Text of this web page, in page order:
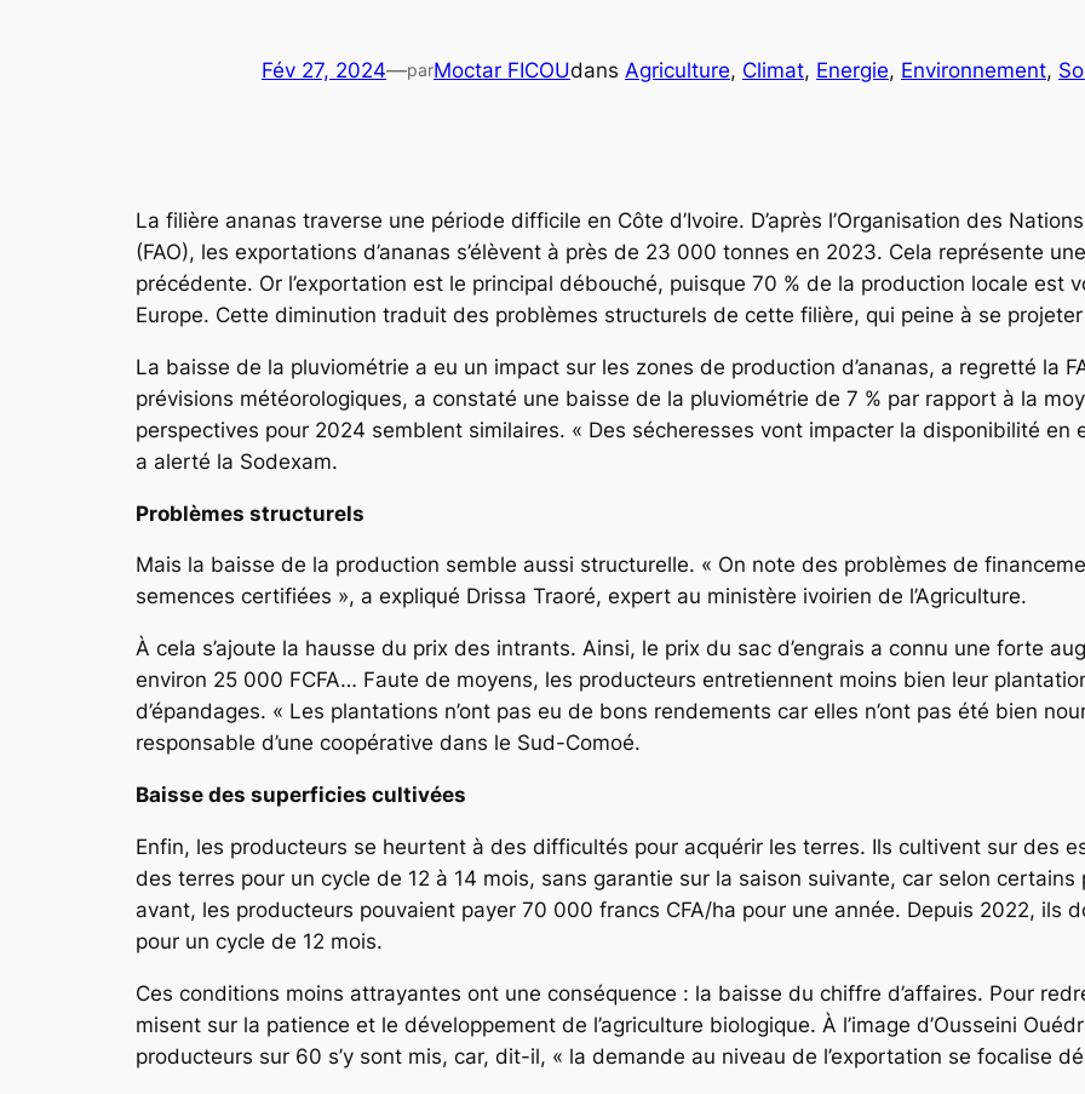
Fév 27, 2024—parMoctar FICOUdans Agriculture, Climat, Energie, Environnement,
La filière ananas traverse une période difficile en Côte d’Ivoire. D’après l’Organisation des
(FAO), les exportations d’ananas s’élèvent à près de 23 000 tonnes en 2023. Cela représente
précédente. Or l’exportation est le principal débouché, puisque 70 % de la production locale est
Europe. Cette diminution traduit des problèmes structurels de cette filière, qui peine à se
La baisse de la pluviométrie a eu un impact sur les zones de production d’ananas, a regretté la
prévisions météorologiques, a constaté une baisse de la pluviométrie de 7 % par rapport à la
perspectives pour 2024 semblent similaires. « Des sécheresses vont impacter la disponibilité en
a alerté la Sodexam.
Problèmes structurels
Mais la baisse de la production semble aussi structurelle. « On note des problèmes de
semences certifiées », a expliqué Drissa Traoré, expert au ministère ivoirien de l’Agriculture.
À cela s’ajoute la hausse du prix des intrants. Ainsi, le prix du sac d’engrais a connu une forte
environ 25 000 FCFA… Faute de moyens, les producteurs entretiennent moins bien leur
d’épandages. « Les plantations n’ont pas eu de bons rendements car elles n’ont pas été bien
responsable d’une coopérative dans le Sud-Comoé.
Baisse des superficies cultivées
Enfin, les producteurs se heurtent à des difficultés pour acquérir les terres. Ils cultivent sur des
des terres pour un cycle de 12 à 14 mois, sans garantie sur la saison suivante, car selon
avant, les producteurs pouvaient payer 70 000 francs CFA/ha pour une année. Depuis 2022, ils
pour un cycle de 12 mois.
Ces conditions moins attrayantes ont une conséquence : la baisse du chiffre d’affaires. Pour
misent sur la patience et le développement de l’agriculture biologique. À l’image d’Ousseini
producteurs sur 60 s’y sont mis, car, dit-il, « la demande au niveau de l’exportation se focalise